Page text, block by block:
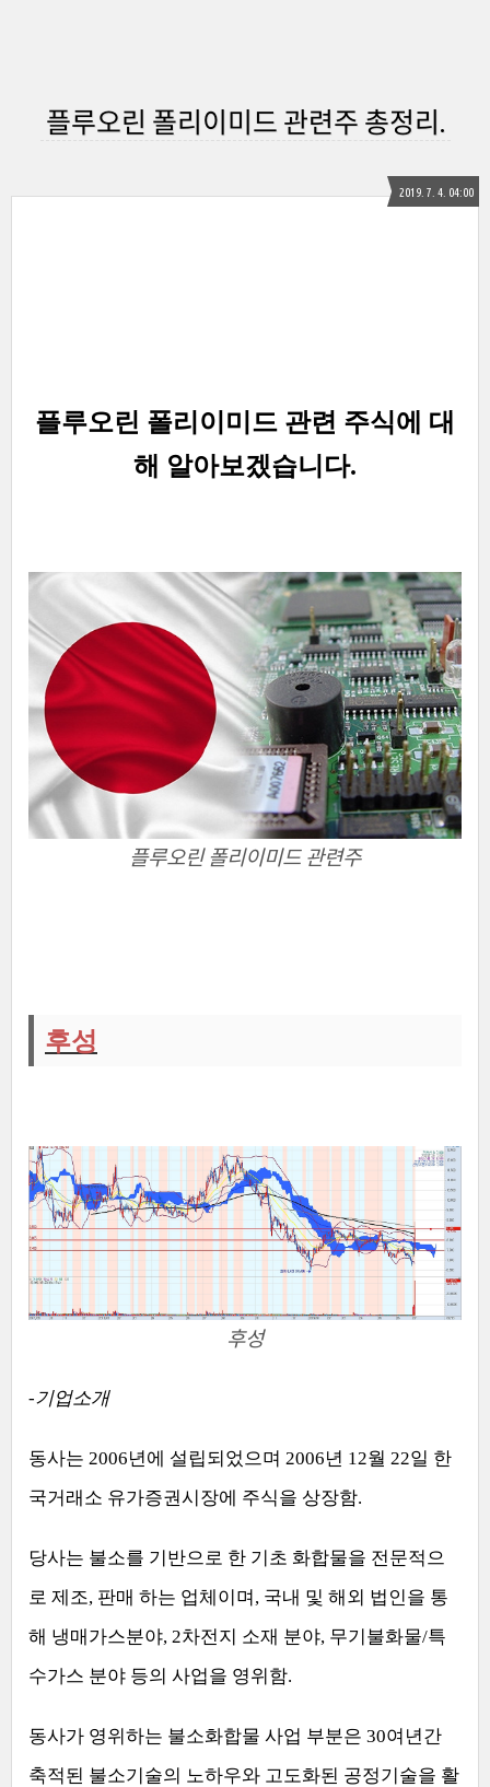
플루오린 폴리이미드 관련주 총정리.
2019. 7. 4. 04:00
플루오린 폴리이미드 관련 주식에 대
해 알아보겠습니다.
플루오린 폴리이미드 관련주
후성
후성
-기업소개
동사는 2006년에 설립되었으며 2006년 12월 22일 한
국거래소 유가증권시장에 주식을 상장함.
당사는 불소를 기반으로 한 기초 화합물을 전문적으
로 제조, 판매 하는 업체이며 , 국내 및 해외 법인을 통
해 냉매가스분야, 2차전지 소재 분야, 무기불화물/특
수가스 분야 등의 사업을 영위함.
동사가 영위하는 불소화합물 사업 부분은 30여년간
축적된 불소기술의 노하우와 고도화된 공정기술을 활